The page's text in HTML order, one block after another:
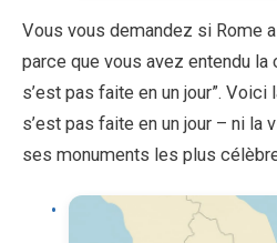
Vous vous demandez si Rome
parce que vous avez entendu la
s’est pas faite en un jour”. Voici
s’est pas faite en un jour – ni la
ses monuments les plus